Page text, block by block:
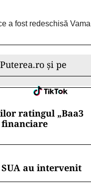
a fost redeschisă Vama
și pe
ratingul „Baa3
financiare
au intervenit